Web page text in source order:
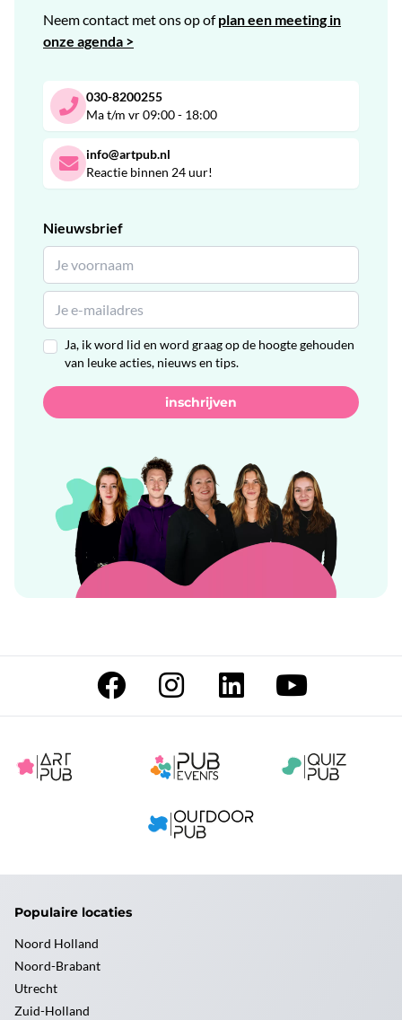
Neem contact met ons op ofplan een meeting in
onze agenda >
030-8200255
Ma t/m vr 09:00 - 18:00
info@artpub.nl
Reactie binnen 24 uur!
Nieuwsbrief
Ja, ik word lid en word graag op de hoogte gehouden
van leuke acties, nieuws en tips.
Populaire locaties
Noord Holland
Noord-Brabant
Utrecht
Zuid-Holland